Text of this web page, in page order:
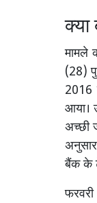
क्या
मामले
(28)
2016
आया।
अच्छी
बैंक के